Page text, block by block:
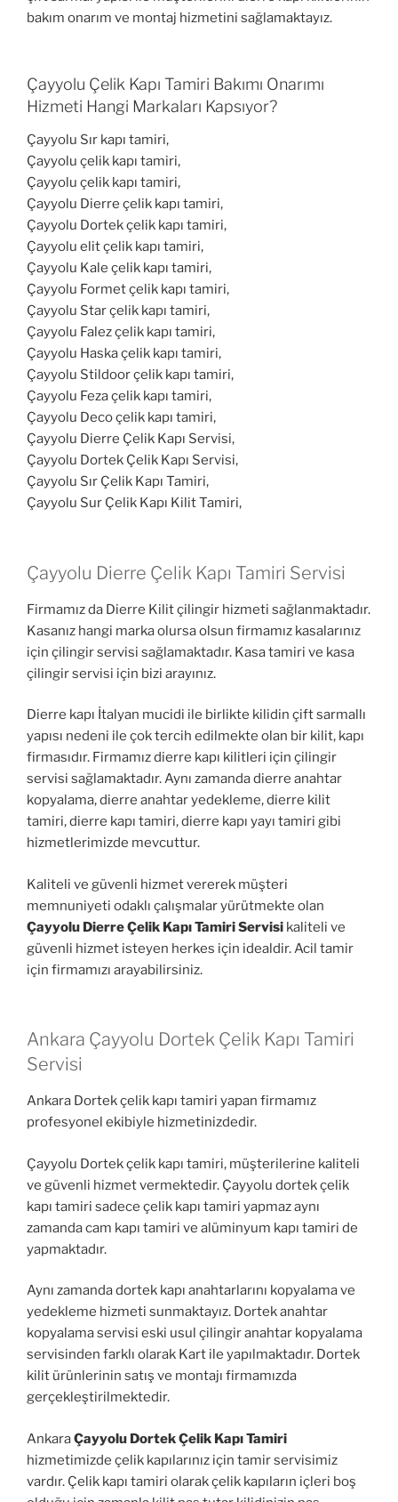
bakım onarım ve montaj hizmetini sağlamaktayız.
Çayyolu Çelik Kapı Tamiri Bakımı Onarımı
Hizmeti Hangi Markaları Kapsıyor?
Çayyolu Sır kapı tamiri,
Çayyolu çelik kapı tamiri,
Çayyolu çelik kapı tamiri,
Çayyolu Dierre çelik kapı tamiri,
Çayyolu Dortek çelik kapı tamiri,
Çayyolu elit çelik kapı tamiri,
Çayyolu Kale çelik kapı tamiri,
Çayyolu Formet çelik kapı tamiri,
Çayyolu Star çelik kapı tamiri,
Çayyolu Falez çelik kapı tamiri,
Çayyolu Haska çelik kapı tamiri,
Çayyolu Stildoor çelik kapı tamiri,
Çayyolu Feza çelik kapı tamiri,
Çayyolu Deco çelik kapı tamiri,
Çayyolu Dierre Çelik Kapı Servisi,
Çayyolu Dortek Çelik Kapı Servisi,
Çayyolu Sır Çelik Kapı Tamiri,
Çayyolu Sur Çelik Kapı Kilit Tamiri,
Çayyolu Dierre Çelik Kapı Tamiri Servisi
Firmamız da Dierre Kilit çilingir hizmeti sağlanmaktadır.
Kasanız hangi marka olursa olsun firmamız kasalarınız
için çilingir servisi sağlamaktadır. Kasa tamiri ve kasa
çilingir servisi için bizi arayınız.
Dierre kapı İtalyan mucidi ile birlikte kilidin çift sarmallı
yapısı nedeni ile çok tercih edilmekte olan bir kilit, kapı
firmasıdır. Firmamız dierre kapı kilitleri için çilingir
servisi sağlamaktadır. Aynı zamanda dierre anahtar
kopyalama, dierre anahtar yedekleme, dierre kilit
tamiri, dierre kapı tamiri, dierre kapı yayı tamiri gibi
hizmetlerimizde mevcuttur.
Kaliteli ve güvenli hizmet vererek müşteri
memnuniyeti odaklı çalışmalar yürütmekte olan
Çayyolu Dierre Çelik Kapı Tamiri Servisi kaliteli ve
güvenli hizmet isteyen herkes için idealdir. Acil tamir
için firmamızı arayabilirsiniz.
Ankara Çayyolu Dortek Çelik Kapı Tamiri
Servisi
Ankara Dortek çelik kapı tamiri yapan firmamız
profesyonel ekibiyle hizmetinizdedir.
Çayyolu Dortek çelik kapı tamiri, müşterilerine kaliteli
ve güvenli hizmet vermektedir. Çayyolu dortek çelik
kapı tamiri sadece çelik kapı tamiri yapmaz aynı
zamanda cam kapı tamiri ve alüminyum kapı tamiri de
yapmaktadır.
Aynı zamanda dortek kapı anahtarlarını kopyalama ve
yedekleme hizmeti sunmaktayız. Dortek anahtar
kopyalama servisi eski usul çilingir anahtar kopyalama
servisinden farklı olarak Kart ile yapılmaktadır. Dortek
kilit ürünlerinin satış ve montajı firmamızda
gerçekleştirilmektedir.
AnkaraÇayyolu Dortek Çelik Kapı Tamiri
hizmetimizde çelik kapılarınız için tamir servisimiz
vardır. Çelik kapı tamiri olarak çelik kapıların içleri boş